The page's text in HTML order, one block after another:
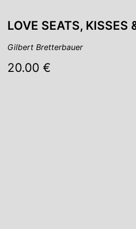
LOVE SEATS, KISSES
Gilbert Bretterbauer
20.00 €